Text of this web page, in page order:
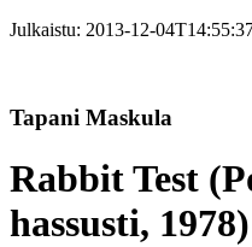
Julkaistu: 2013-12-
Tapani Maskula
Rabbit Test
hassusti, 1978)